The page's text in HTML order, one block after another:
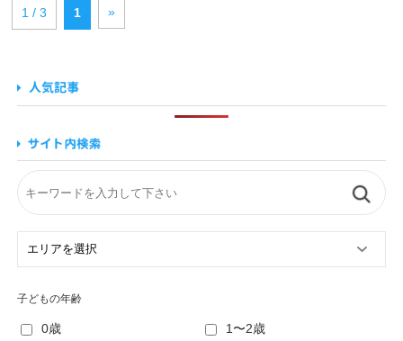
1 / 3 1 »
子どもの年齢
0歳 1〜2歳